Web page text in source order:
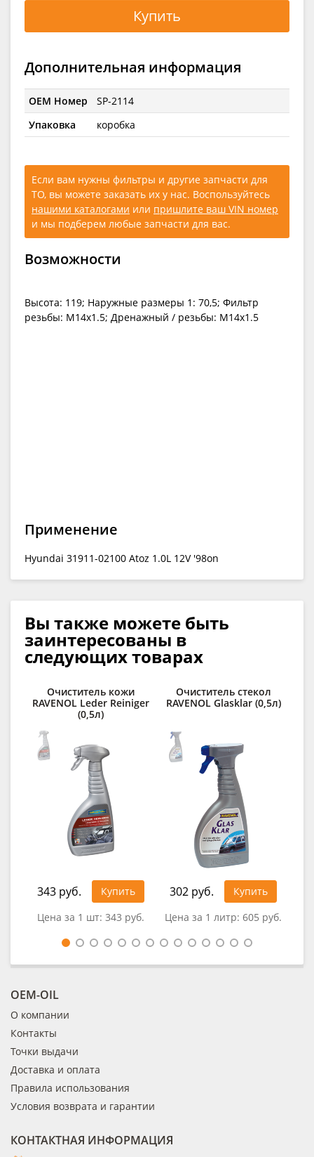
Купить
Дополнительная информация
OEM Номер
SP-2114
Упаковка
коробка
Если вам нужны фильтры и другие запчасти для
ТО, вы можете заказать их у нас. Воспользуйтесь
нашими каталогами или пришлите ваш VIN номер
и мы подберем любые запчасти для вас.
Возможности
Высота: 119; Наружные размеры 1: 70,5; Фильтр
резьбы: M14x1.5; Дренажный / резьбы: M14x1.5
Применение
Hyundai 31911-02100 Atoz 1.0L 12V '98on
Вы также можете быть
заинтересованы в
следующих товарах
Очиститель кожи
RAVENOL Leder Reiniger
(0,5л)
343 руб.
Купить
Цена за 1 шт: 343 руб.
Очиститель стекол
RAVENOL Glasklar (0,5л)
302 руб.
Купить
Цена за 1 литр: 605 руб.
OEM-OIL
О компании
Контакты
Точки выдачи
Доставка и оплата
Правила использования
Условия возврата и гарантии
КОНТАКТНАЯ ИНФОРМАЦИЯ